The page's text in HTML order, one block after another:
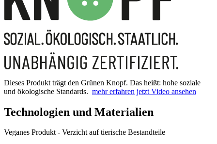
Dieses Produkt trägt den Grünen Knopf. Das heißt: hohe soziale
und ökologische Standards. mehr erfahren jetzt Video ansehen
Technologien und Materialien
Veganes Produkt - Verzicht auf tierische Bestandteile